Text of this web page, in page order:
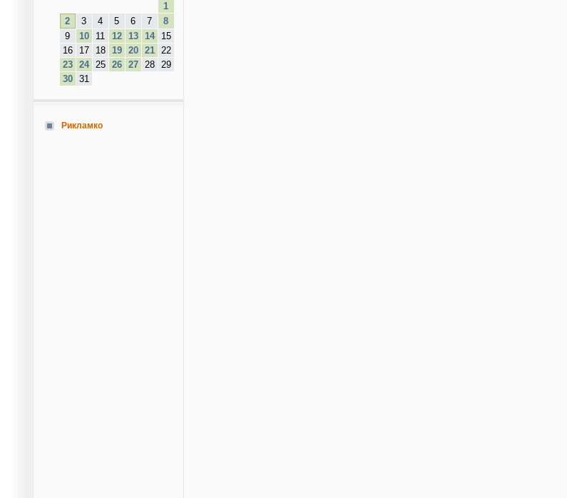
1
2
3 4 5 6 7
8
9
10 11 12 13 14
15
16
17 18 19 20 21
22
23
24 25 26 27 28
29
30
31
Рикламко